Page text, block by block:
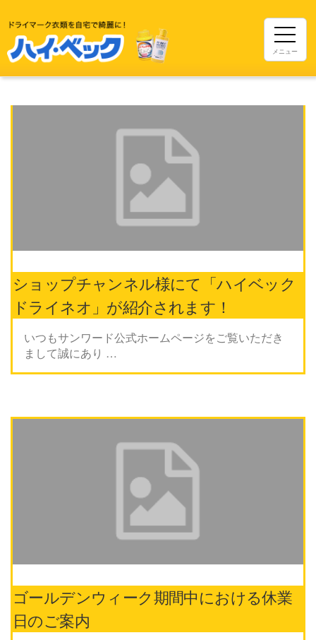
メニュー
ショップチャンネル様にて「ハイベック
ドライネオ」が紹介されます！
いつもサンワード公式ホームページをご覧いただき
まして誠にあり …
ゴールデンウィーク期間中における休業
日のご案内